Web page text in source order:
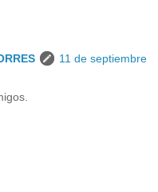
11 de septiembre